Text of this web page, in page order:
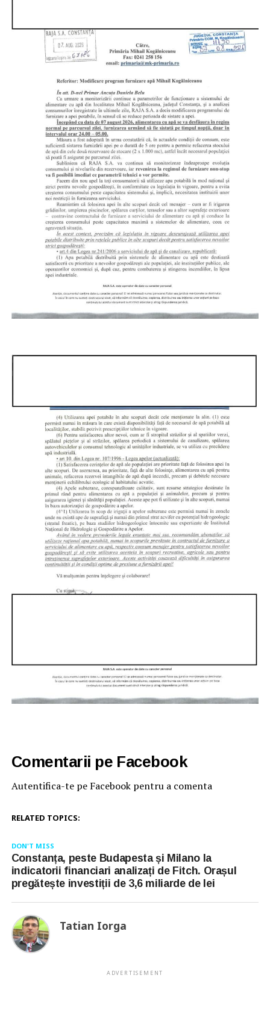
Comentarii pe Facebook
Autentifica-te pe Facebook pentru a comenta
RELATED TOPICS:
DON'T MISS
Constanța, peste Budapesta și Milano la
indicatorii financiari analizați de Fitch. Orașul
pregătește investiții de 3,6 miliarde de lei
Tatian Iorga
ADVERTISEMENT